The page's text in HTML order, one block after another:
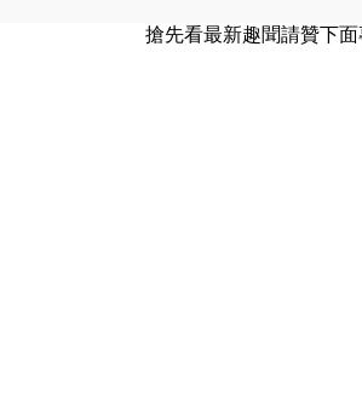
搶先看最新趣聞請贊下